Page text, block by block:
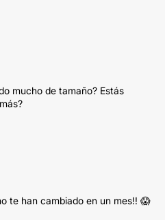
mucho de tamaño? Estás
te han cambiado en un mes!! 😱